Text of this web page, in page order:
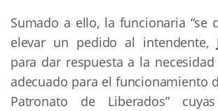
Sumado a ello, la funcionaria “se
elevar un pedido al intendente,
para dar respuesta a la
adecuado para el funcionamiento
Patronato de Liberados”